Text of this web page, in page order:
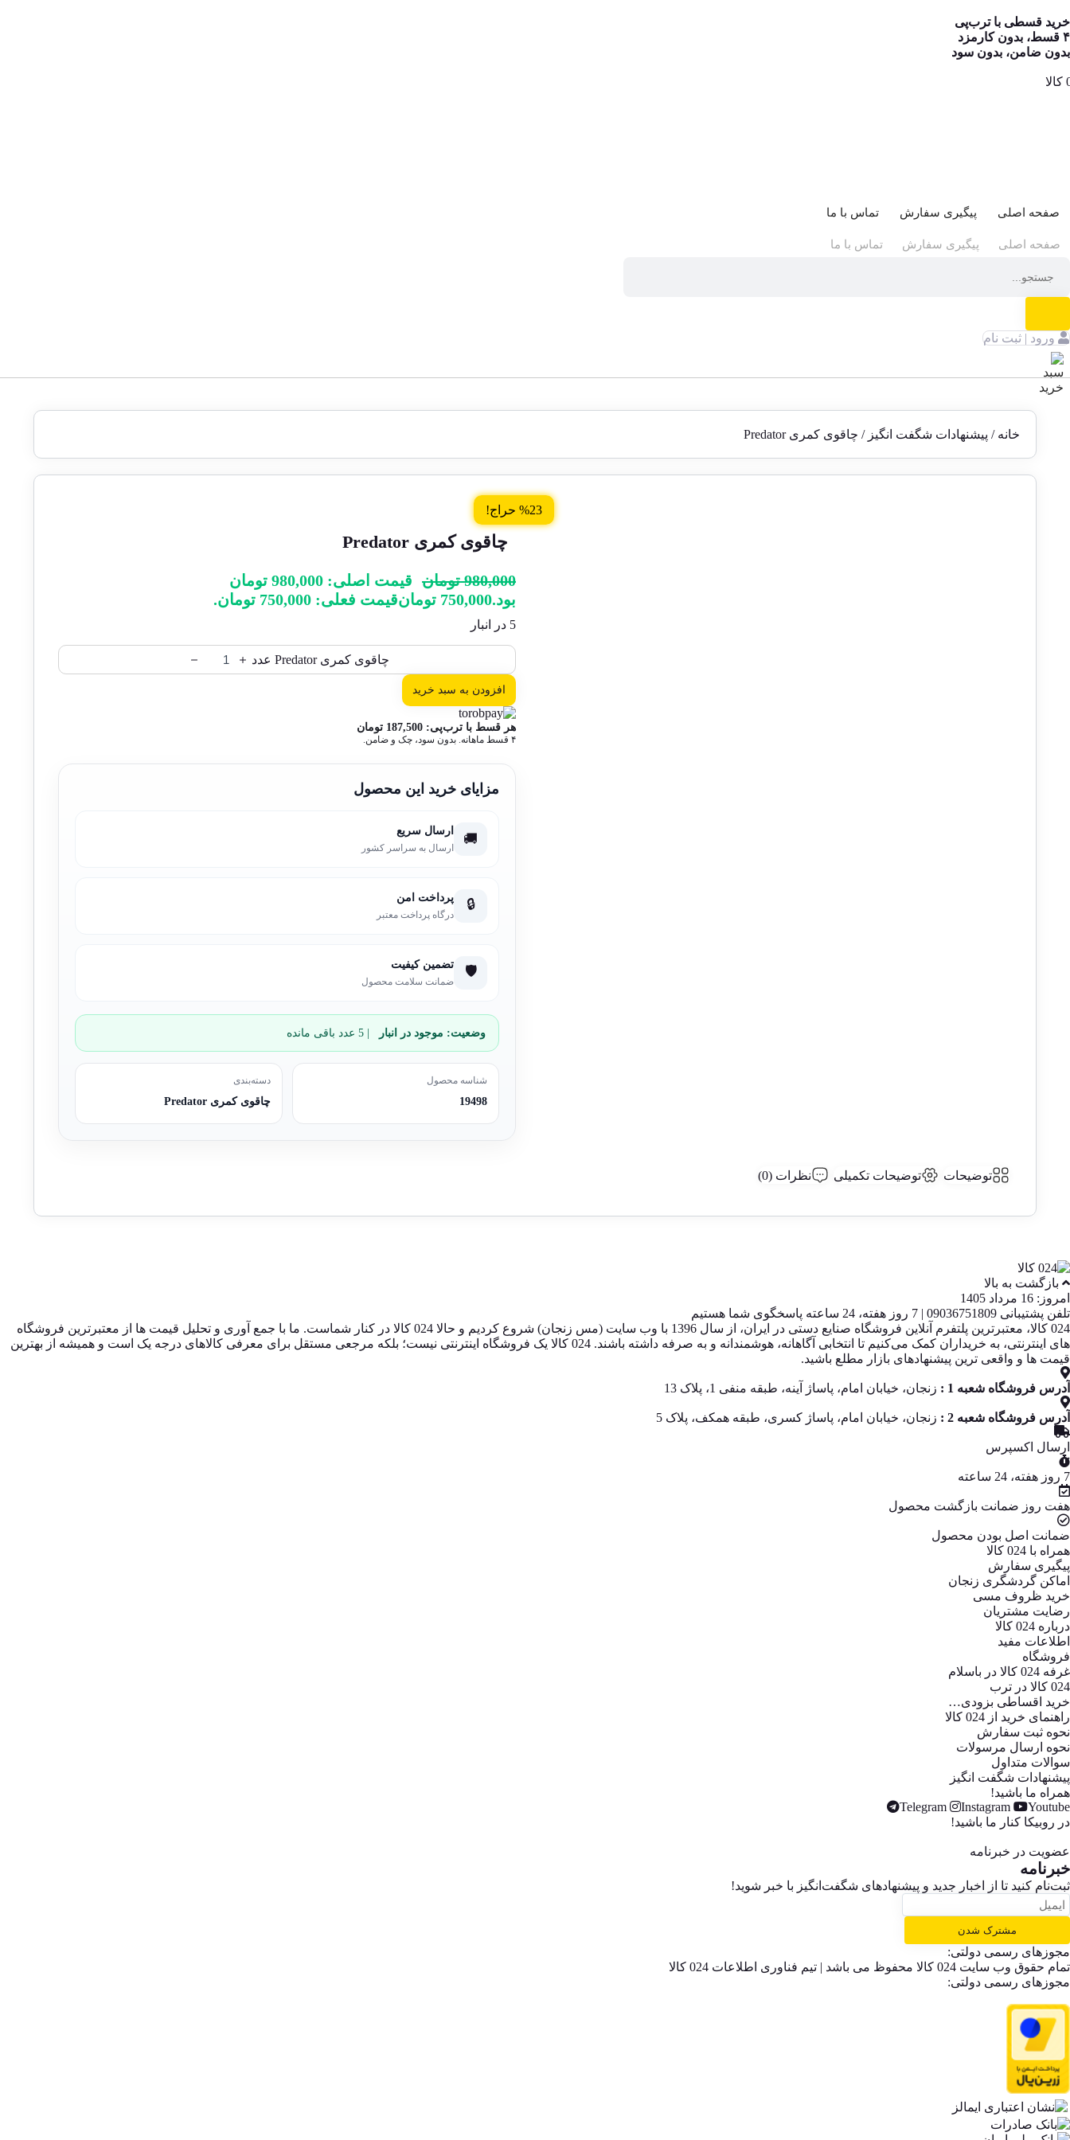
خرید قسطی با ترب‌پی
۴ قسط، بدون کارمزد
بدون ضامن، بدون سود
صفحه اصلی پیگیری سفارش تماس با ما
صفحه اصلی پیگیری سفارش تماس با ما
ورود | ثبت نام
خانه / پیشنهادات شگفت انگیز / چاقوی کمری Predator
%23 حراج!
چاقوی کمری Predator
980,000 تومان
قیمت اصلی: 980,000 تومان
بود.750,000 تومانقیمت فعلی: 750,000 تومان.
5 در انبار
چاقوی کمری Predator عدد
افزودن به سبد خرید
هر قسط با ترب‌پی: 187,500 تومان
۴ قسط ماهانه. بدون سود، چک و ضامن.
مزایای خرید این محصول
🚚 ارسال سریع
ارسال به سراسر کشور
🔒 پرداخت امن
درگاه پرداخت معتبر
🛡️ تضمین کیفیت
ضمانت سلامت محصول
وضعیت: موجود در انبار
شناسه محصول
19498
دسته‌بندی
چاقوی کمری Predator
توضیحات توضیحات تکمیلی نظرات (0)
بازگشت به بالا
امروز: 16 مرداد 1405
تلفن پشتیبانی 09036751809 | 7 روز هفته، 24 ساعته پاسخگوی شما هستیم
024 کالا، معتبرترین پلتفرم آنلاین فروشگاه صنایع دستی در ایران، از سال 1396 با وب سایت (مس زنجان) شروع کردیم و حالا 024 کالا در کنار شماست. ما با جمع‌ آوری و تحلیل قیمت‌ ها از معتبرترین فروشگاه‌
های اینترنتی، به خریداران کمک می‌کنیم تا انتخابی آگاهانه، هوشمندانه و به‌ صرفه داشته باشند. 024 کالا یک فروشگاه اینترنتی نیست؛ بلکه مرجعی مستقل برای معرفی کالاهای درجه یک است و همیشه از بهترین
قیمت‌ ها و واقعی‌ ترین پیشنهادهای بازار مطلع باشید.
آدرس فروشگاه شعبه 1 : زنجان، خیابان امام، پاساژ آینه، طبقه منفی 1، پلاک 13
آدرس فروشگاه شعبه 2 : زنجان، خیابان امام، پاساژ کسری، طبقه همکف، پلاک 5
ارسال اکسپرس
7 روز هفته، 24 ساعته
هفت روز ضمانت بازگشت محصول
ضمانت اصل بودن محصول
همراه با 024 کالا
پیگیری سفارش
اماکن گردشگری زنجان
خرید ظروف مسی
رضایت مشتریان
درباره 024 کالا
اطلاعات مفید
فروشگاه
غرفه 024 کالا در باسلام
024 کالا در ترب
خرید اقساطی بزودی…
راهنمای خرید از 024 کالا
نحوه ثبت سفارش
نحوه ارسال مرسولات
سوالات متداول
پیشنهادات شگفت انگیز
همراه ما باشید!
Youtube
Instagram
Telegram
در روبیکا کنار ما باشید!
عضویت در خبرنامه
خبر‌نامه
ثبت‌نام کنید تا از اخبار جدید و پیشنهاد‌های شگفت‌انگیز با خبر شوید!
مشترک شدن
مجوزهای رسمی دولتی:
تمام حقوق وب سایت 024 کالا محفوظ می باشد | تیم فناوری اطلاعات 024 کالا
مجوزهای رسمی دولتی: